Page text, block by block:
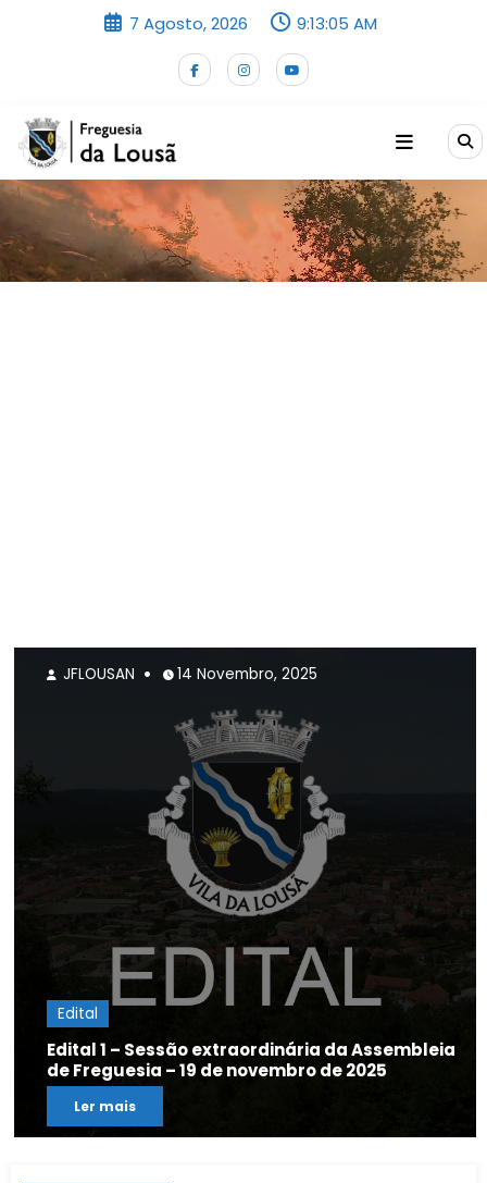
7 Agosto, 2026 9:13:05 AM
Edital
Edital 1 – Sessão extraordinária da Assembleia
de Freguesia – 19 de novembro de 2025
Ler mais
JFLOUSAN 14 Novembro, 2025